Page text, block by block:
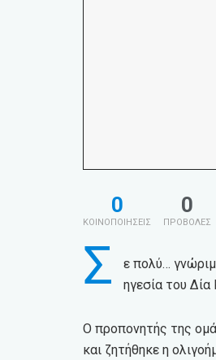
0
ΚΟΙΝΟΠΟΙΗΣΕΙΣ
0
ΠΡΟΒΟΛΕΣ
Σ
ε πολύ…
ηγεσία του
Ο προπονητής της
και ζητήθηκε η